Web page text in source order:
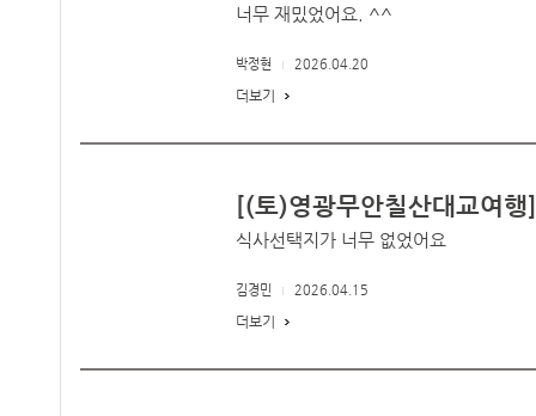
너무 재밌었어요. ^^
박정현 2026.04.20
더보기
[(토)영광무안칠산대교여행]
식사선택지가 너무 없었어요
김경민 2026.04.15
더보기